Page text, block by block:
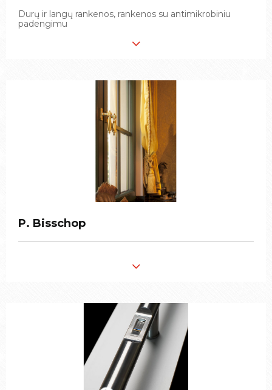
Durų ir langų rankenos, rankenos su antimikrobiniu
padengimu
Durų ir langų rankenos, rankenos su antimikrobiniu
padengimu
P. Bisschop
P. Bisschop